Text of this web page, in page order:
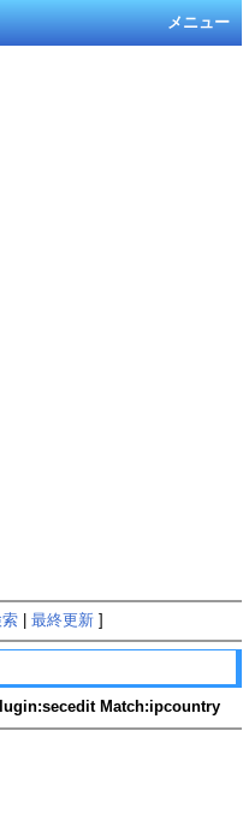
メニュー
| 最終更新]
Match:ipcountry